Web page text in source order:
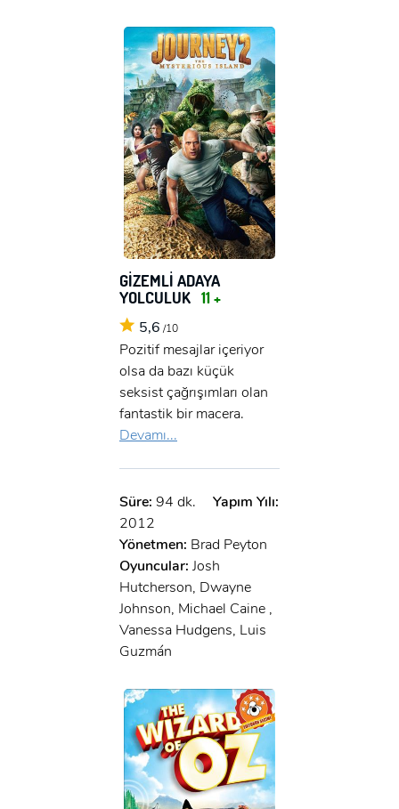
GİZEMLİ ADAYA
YOLCULUK 11 +
5,6 /10
Pozitif mesajlar içeriyor
olsa da bazı küçük
seksist çağrışımları olan
fantastik bir macera.
Devamı...
Süre: 94 dk.
Yapım Yılı:
2012
Yönetmen: Brad Peyton
Oyuncular: Josh
Hutcherson, Dwayne
Johnson, Michael Caine ,
Vanessa Hudgens, Luis
Guzmán